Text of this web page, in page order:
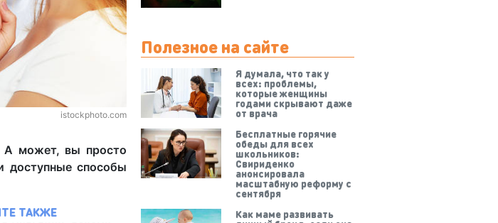
istockphoto.com
А может, вы просто
доступные способы
ТАКЖЕ
Полезное на сайте
Я думала, что так у
всех: проблемы,
которые женщины
годами скрывают даже
от врача
Бесплатные горячие
обеды для всех
школьников:
Свириденко
анонсировала
масштабную реформу с
сентября
Как маме развивать